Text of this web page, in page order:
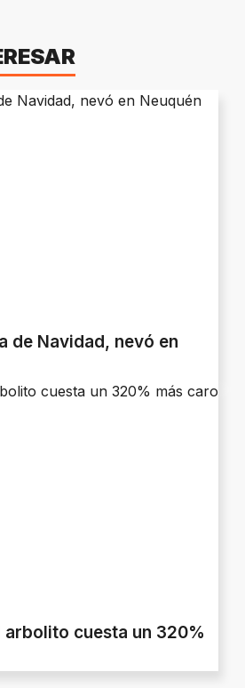
de Navidad, nevó en
cuesta un 320%